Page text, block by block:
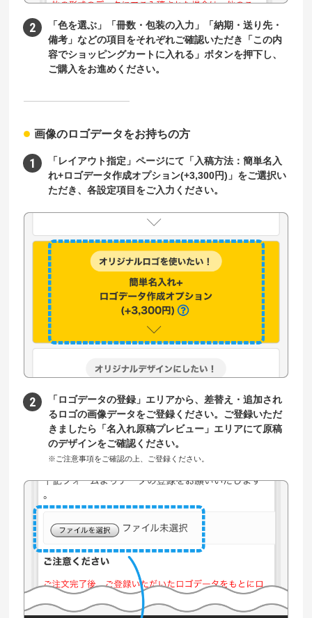
「色を選ぶ」「冊数・包装の入力」「納期・送り先・
備考」などの項目をそれぞれご確認いただき「この内
容でショッピングカートに入れる」ボタンを押下し、
ご購入をお進めください。
画像のロゴデータをお持ちの方
「レイアウト指定」ページにて「入稿方法：簡単名入
れ+ロゴデータ作成オプション(+3,300円)」をご選択い
ただき、各設定項目をご入力ください。
「ロゴデータの登録」エリアから、差替え・追加され
るロゴの画像データをご登録ください。ご登録いただ
きましたら「名入れ原稿プレビュー」エリアにて原稿
のデザインをご確認ください。
※ご注意事項をご確認の上、ご登録ください。